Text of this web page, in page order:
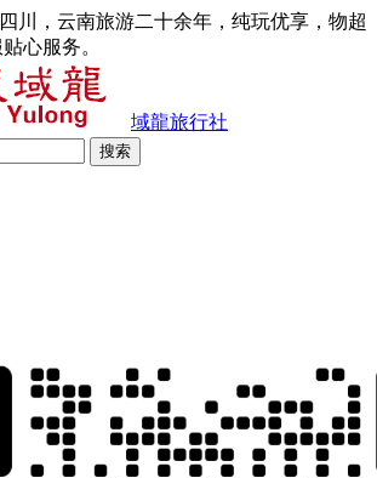
川，云南旅游二十余年，纯玩优享，物超
心服务。
域龍旅行社
搜索